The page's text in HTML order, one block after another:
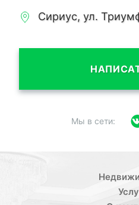
Сириус, ул.
Мы в сети: